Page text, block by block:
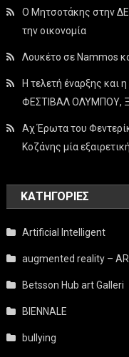
Ο Μητσοτάκης στην
την οικονομία
Λουκέτο σε Nammos
Η τελετή έναρξης και
ΦΕΣΤΙΒΑΛ ΟΛΥΜΠΟΥ,
Αχ Έρωτα του
Κοζάνης μία
KΑΤΗΓΟΡΊΕΣ
Artificial Intelligent
augmented reality – AR
Betsson Hub art Galleri
BIENNALE
bullying